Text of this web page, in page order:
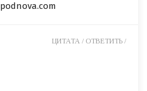
podnova.com
ЦИТАТА / ОТВЕТИТЬ /